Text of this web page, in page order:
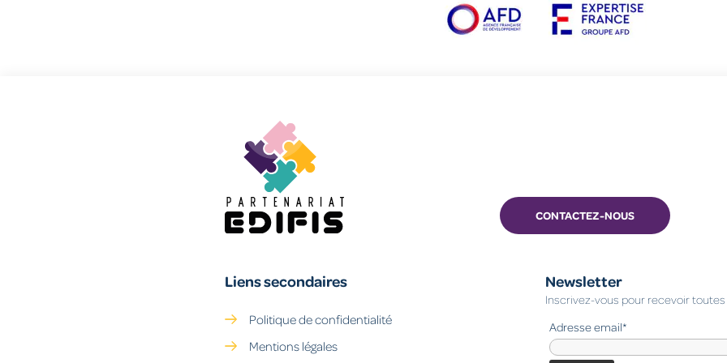
CONTACTEZ-NOUS
Liens secondaires
Politique de confidentialité
Mentions légales
Newsletter
Inscrivez-vous pour recevoir
Adresse email*